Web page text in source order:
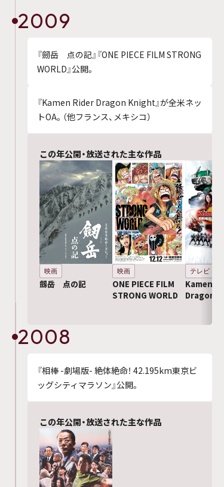
2009
『劒岳 点の記』『ONE PIECE FILM STRONG
WORLD』公開。
『Kamen Rider Dragon Knight』が全米ネッ
トOA。（他フランス、メキシコ）
この年公開・放送された主な作品
映画
劔岳 点の記
映画
ONE PIECE FILM
STRONG WORLD
テレビ
Kamen
Dragon
2008
『相棒 -劇場版- 絶体絶命！ 42.195km東京ビ
ッグシティマラソン』公開。
この年公開・放送された主な作品